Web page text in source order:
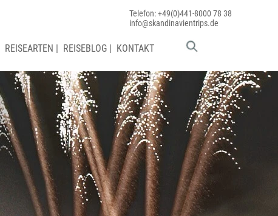
REISEARTEN | REISEBLOG | KONTAKT
Telefon: +49(0)441-8000 78 38
info@skandinavientrips.de